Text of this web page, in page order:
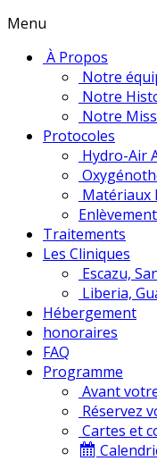
Menu
À Propos
Notre
Notre
Notre
Protocoles
Hydro-Air
Matériaux
Traitements
Les Cliniques
Escazu,
Liberia,
Hébergement
honoraires
FAQ
Programme
Avant
Réservez
Cartes et